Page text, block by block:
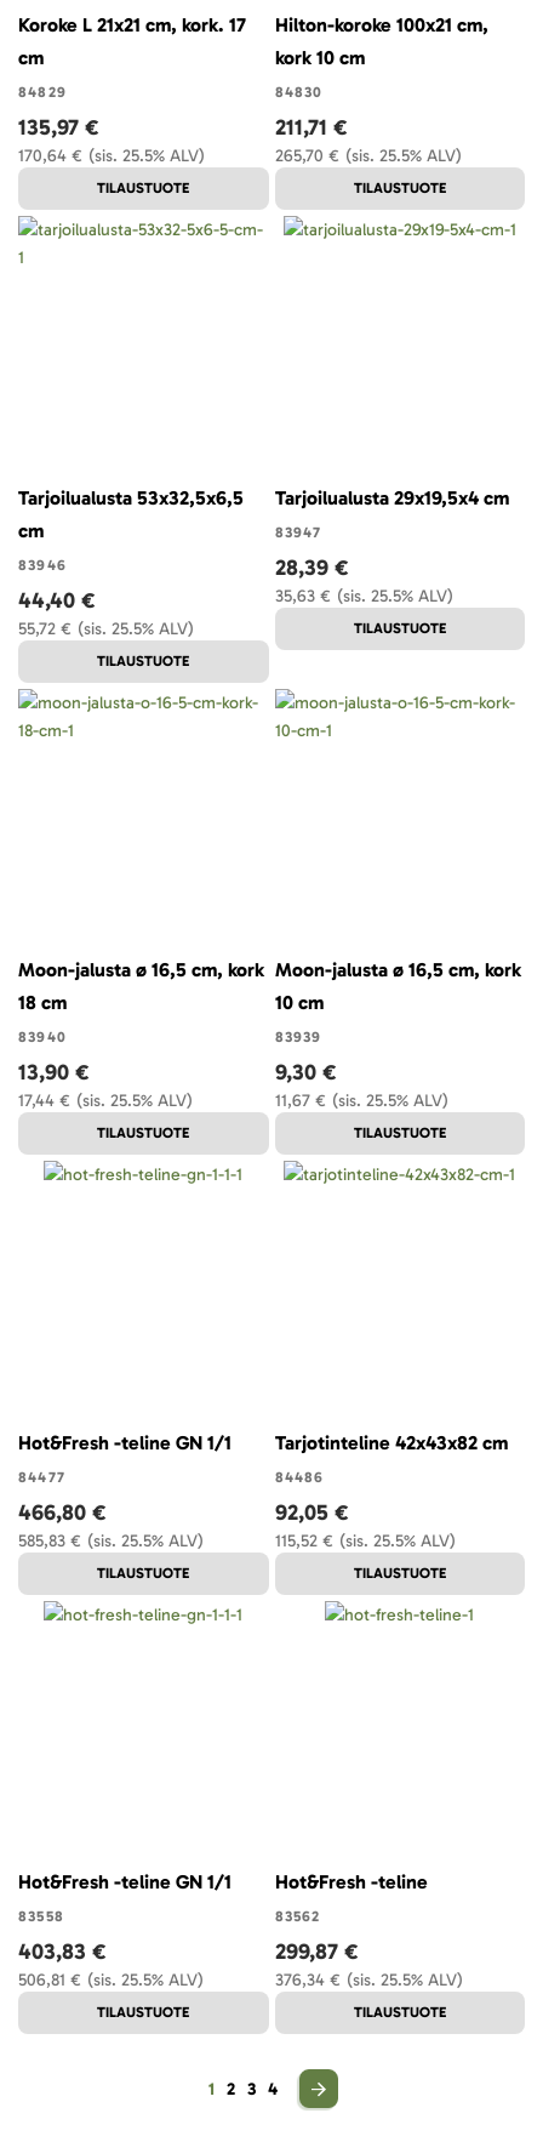
Koroke L 21x21 cm, kork. 17
cm
84829
(sis. 25.5% ALV)
170,64 €
135,97 €
TILAUSTUOTE
Hilton-koroke 100x21 cm,
kork 10 cm
84830
(sis. 25.5% ALV)
265,70 €
211,71 €
TILAUSTUOTE
Tarjoilualusta 53x32,5x6,5
cm
83946
(sis. 25.5% ALV)
55,72 €
44,40 €
TILAUSTUOTE
Tarjoilualusta 29x19,5x4 cm
83947
(sis. 25.5% ALV)
35,63 €
28,39 €
TILAUSTUOTE
Moon-jalusta ø 16,5 cm, kork
18 cm
83940
(sis. 25.5% ALV)
17,44 €
13,90 €
TILAUSTUOTE
Moon-jalusta ø 16,5 cm, kork
10 cm
83939
(sis. 25.5% ALV)
11,67 €
9,30 €
TILAUSTUOTE
Hot&Fresh -teline GN 1/1
84477
(sis. 25.5% ALV)
585,83 €
466,80 €
TILAUSTUOTE
Tarjotinteline 42x43x82 cm
84486
(sis. 25.5% ALV)
115,52 €
92,05 €
TILAUSTUOTE
Hot&Fresh -teline GN 1/1
83558
(sis. 25.5% ALV)
506,81 €
403,83 €
TILAUSTUOTE
Hot&Fresh -teline
83562
(sis. 25.5% ALV)
376,34 €
299,87 €
TILAUSTUOTE
Sivu
You're currently reading page
1 Sivu
2 Sivu
3 Sivu
4